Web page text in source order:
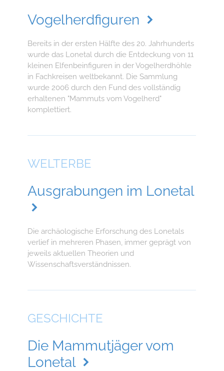
Vogelherdfiguren
Bereits in der ersten Hälfte des 20. Jahrhunderts
wurde das Lonetal durch die Entdeckung von 11
kleinen Elfenbeinfiguren in der Vogelherdhöhle
in Fachkreisen weltbekannt. Die Sammlung
wurde 2006 durch den Fund des vollständig
erhaltenen "Mammuts vom Vogelherd"
komplettiert.
WELTERBE
Ausgrabungen im Lonetal
Die archäologische Erforschung des Lonetals
verlief in mehreren Phasen, immer geprägt von
jeweils aktuellen Theorien und
Wissenschaftsverständnissen.
GESCHICHTE
Die Mammutjäger vom
Lonetal